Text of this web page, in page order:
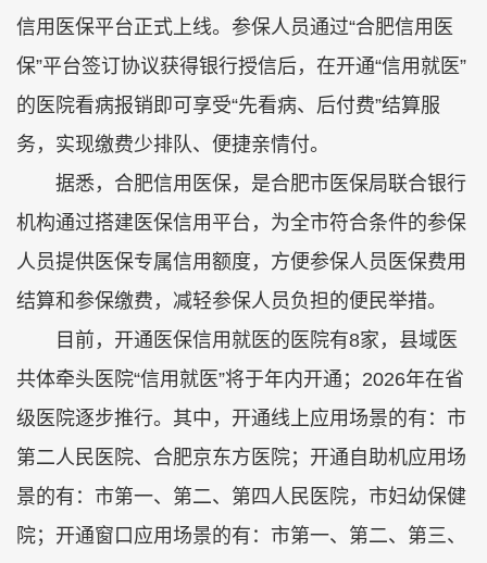
信用医保平台正式上线。参保人员通过“合肥信用医
保”平台签订协议获得银行授信后，在开通“信用就医”
的医院看病报销即可享受“先看病、后付费”结算服
务，实现缴费少排队、便捷亲情付。
据悉，合肥信用医保，是合肥市医保局联合银行
机构通过搭建医保信用平台，为全市符合条件的参保
人员提供医保专属信用额度，方便参保人员医保费用
结算和参保缴费，减轻参保人员负担的便民举措。
目前，开通医保信用就医的医院有8家，县域医
共体牵头医院“信用就医”将于年内开通；2026年在省
级医院逐步推行。其中，开通线上应用场景的有：市
第二人民医院、合肥京东方医院；开通自助机应用场
景的有：市第一、第二、第四人民医院，市妇幼保健
院；开通窗口应用场景的有：市第一、第二、第三、